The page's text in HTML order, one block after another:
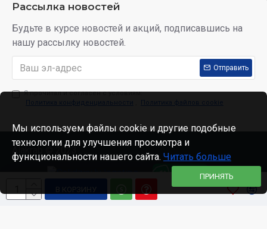
В КОРЗИНУ
Рассылка новостей
Будьте в курсе новостей и акций, подписавшись на
нашу рассылку новостей.
Отправить
Я прочитал и согласен с условиям:
Политика конфиденциальности
Политика файлов cookie
Alakrab © 2023
ПРИНЯТЬ
Мы используем файлы cookie и другие подобные
технологии для улучшения просмотра и
функциональности нашего сайта. Читать больше